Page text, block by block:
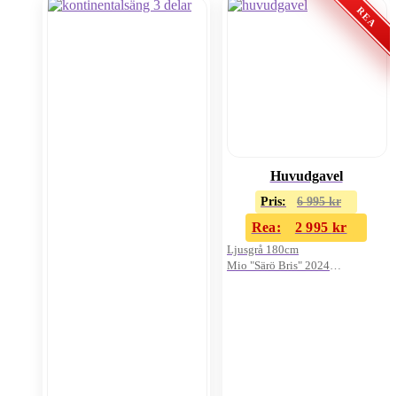
Huvudgavel
Pris: 6 995kr
Rea: 2 995 kr
Ljusgrå 180cm
Mio "Särö Bris" 2024